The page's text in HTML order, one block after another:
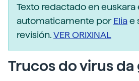
Texto redactado en
automaticamente porEliae
revisión.VER ORIXINAL
Trucos do virus da